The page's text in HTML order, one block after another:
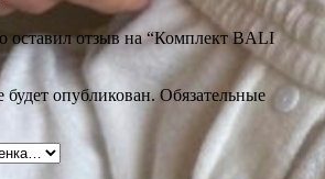
оставил отзыв на “Комплект BALI
опубликован. Обязательные